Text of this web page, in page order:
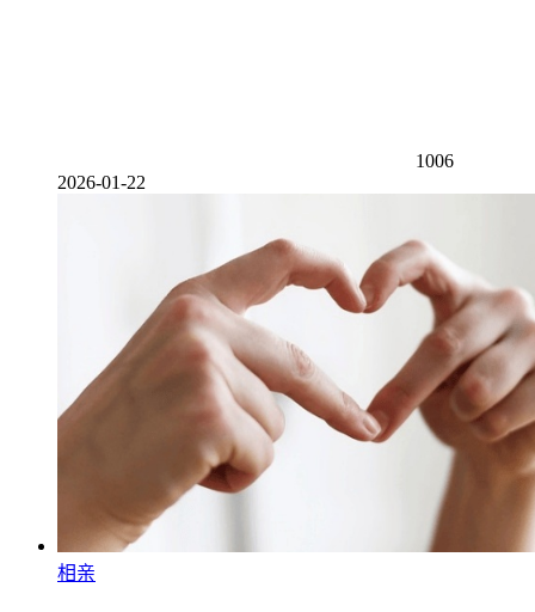
1006
2026-01-22
相亲